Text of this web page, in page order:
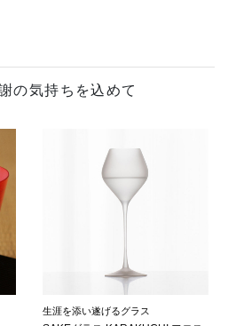
の気持ちを込めて
生涯を添い遂げるグラス